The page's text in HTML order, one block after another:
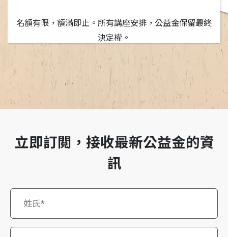
名額有限，額滿即止。所有講座安排，公益金保留最終
決定權。
立即訂閲，接收最新公益金的資
訊